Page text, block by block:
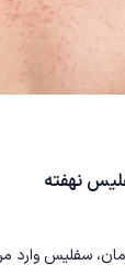
نهفته
سفلیس وارد